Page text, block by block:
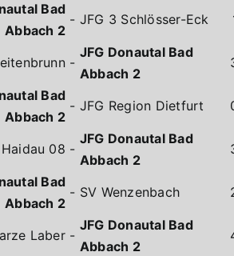
Bad
Abbach 2
- JFG 3 Schlösser-Eck
-
JFG Donautal Bad
Abbach 2
Bad
Abbach 2
- JFG Region Dietfurt
08 -
JFG Donautal Bad
Abbach 2
Bad
Abbach 2
- SV Wenzenbach
Laber-
JFG Donautal Bad
Abbach 2